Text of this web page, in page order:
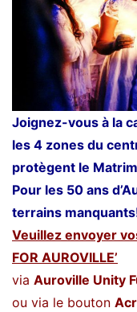
Joignez-vous à la
les 4 zones du
protègent le
Pour les 50 ans
terrains
Veuillez envoyer
FOR AUROVILLE’
via Auroville Unity
ou via le bouton